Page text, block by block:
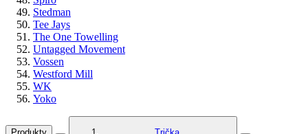
Stedman
Tee Jays
The One Towelling
Untagged Movement
Vossen
Westford Mill
WK
Yoko